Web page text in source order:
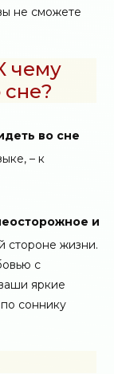
не сможете
чему
во сне
– к
и
стороне жизни.
с
яркие
соннику